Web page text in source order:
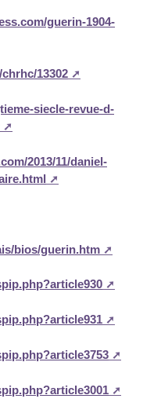
guerin-1904-
13302
siecle-revue-d-
2013/11/daniel-
bios/guerin.htm